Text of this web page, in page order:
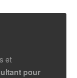
et
pour